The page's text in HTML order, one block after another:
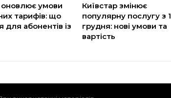
оновлює умови
тарифів: що
для абонентів із
Київстар змінює
популярну послугу з 1
грудня: нові умови та
вартість